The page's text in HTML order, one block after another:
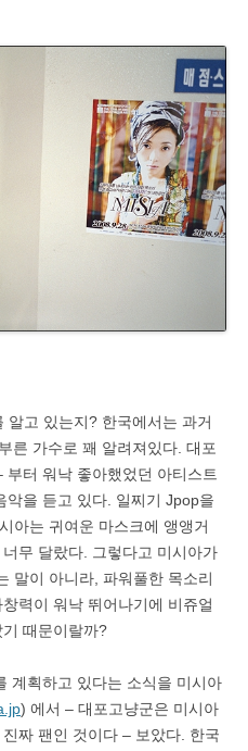
알고 있는지? 한국에서는 과거
른 가수로 꽤 알려져있다. 대포
터 워낙 좋아했었던 아티스트
악을 듣고 있다. 일찌기 Jpop을
아는 귀여운 마스크에 앵앵거
무 달랐다. 그렇다고 미시아가
말이 아니라, 파워풀한 목소리
력이 워낙 뛰어나기에 비쥬얼
때문이랄까?
계획하고 있다는 소식을 미시아
) 에서 – 대포고냥군은 미시아
짜 팬인 것이다 – 보았다. 한국